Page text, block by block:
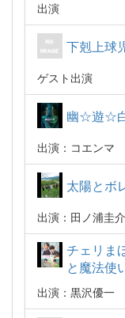
出演
下剋上球
ゲスト出演
幽☆遊☆
出演：コエンマ
太陽とボ
出演：田ノ浦圭介
チェリま
と魔法使
出演：黒沢優一